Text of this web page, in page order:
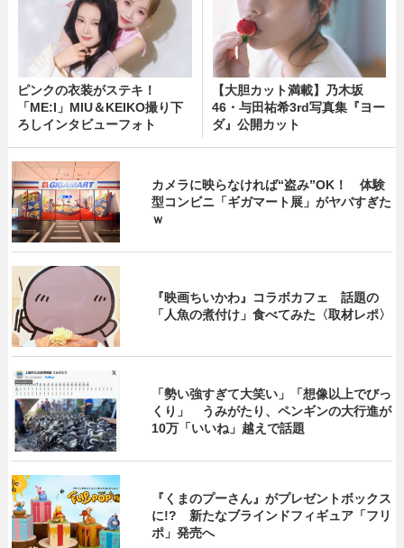
ピンクの衣装がステキ！
「ME:I」MIU＆KEIKO撮り下
ろしインタビューフォト
【大胆カット満載】乃木坂
46・与田祐希3rd写真集『ヨー
ダ』公開カット
カメラに映らなければ“盗み”OK！ 体験
型コンビニ「ギガマート展」がヤバすぎた
ｗ
『映画ちいかわ』コラボカフェ 話題の
「人魚の煮付け」食べてみた〈取材レポ〉
「勢い強すぎて大笑い」「想像以上でびっ
くり」 うみがたり、ペンギンの大行進が
10万「いいね」越えで話題
『くまのプーさん』がプレゼントボックス
に!? 新たなブラインドフィギュア「フリ
ポ」発売へ